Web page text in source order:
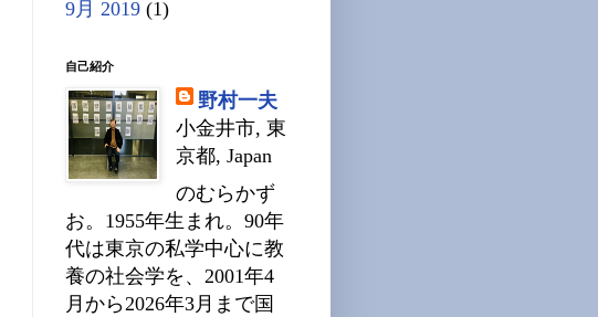
9月 2019 (1)
自己紹介
野村一夫
小金井市, 東
京都, Japan
のむらかず
お。1955年生まれ。90年
代は東京の私学中心に教
養の社会学を、2001年4
月から2026年3月まで国